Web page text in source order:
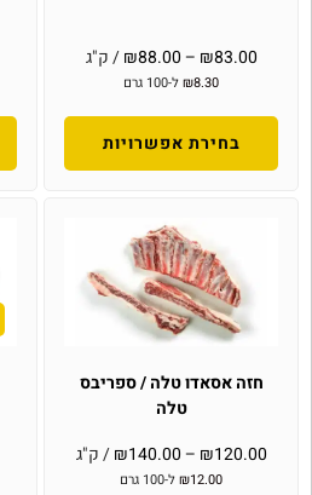
₪83.00
–
₪88.00 / ק"ג
₪8.30 ל-100 גרם
בחירת אפשרויות
חזה אסאדו טלה / ספריבס
טלה
₪120.00
–
₪140.00 / ק"ג
₪12.00 ל-100 גרם